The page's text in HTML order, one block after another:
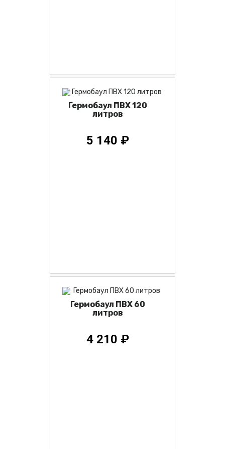
Гермобаул ПВХ 120
литров
5 140 ₽
Гермобаул ПВХ 60
литров
4 210 ₽